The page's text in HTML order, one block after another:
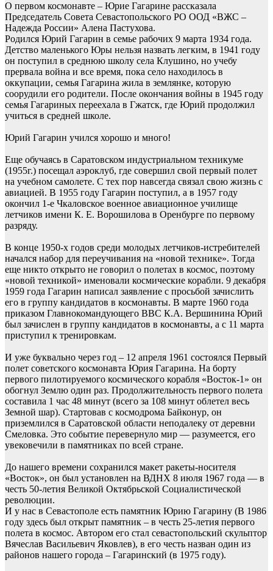
О первом космонавте – Юрие Гагарине рассказала
Председатель Совета Севастопольского РО ООД «ВЖС –
Надежда России» Алена Пастухова.
Родился Юрий Гагарин в семье рабочих 9 марта 1934 года.
​Детство маленького Юры нельзя назвать легким, в 1941 году
он поступил в среднюю школу села Клушино, но учебу
прервала война и все время, пока село находилось в
оккупации, семья Гагарина жила в землянке, которую
соорудили его родители. После окончания войны в 1945 году
семья Гагариных переехала в Гжатск, где Юрий продолжил
учиться в средней школе.
​Юрий Гагарин учился хорошо и много!
Еще обучаясь в Саратовском индустриальном техникуме
(1955г.) посещал аэроклуб, где совершил свой первый полет
на учебном самолете. С тех пор навсегда связал свою жизнь с
авиацией. В 1955 году Гагарин поступил, а в 1957 году
окончил 1-е Чкаловское военное авиационное училище
летчиков имени К. Е. Ворошилова в Оренбурге по первому
разряду.
В конце 1950-х годов среди молодых летчиков-истребителей
начался набор для переучивания на «новой технике». Тогда
еще никто открыто не говорил о полетах в космос, поэтому
«новой техникой» именовали космические корабли. 9 декабря
1959 года Гагарин написал заявление с просьбой зачислить
его в группу кандидатов в космонавты. В марте 1960 года
приказом Главнокомандующего ВВС К.А. Вершинина Юрий
был зачислен в группу кандидатов в космонавты, а с 11 марта
приступил к тренировкам.
И уже буквально через год – 12 апреля 1961 состоялся Первый
полет советского космонавта Юрия Гагарина. На борту
первого пилотируемого космического корабля «Восток-1» он
обогнул Землю один раз. Продолжительность первого полета
составила 1 час 48 минут (всего за 108 минут облетел весь
Земной шар). Стартовав с космодрома Байконур, он
приземлился в Саратовской области неподалеку от деревни
Смеловка. Это событие перевернуло мир — разумеется, его
увековечили в памятниках по всей стране.
До нашего времени сохранился макет ракеты-носителя
«Восток», он был установлен на ВДНХ 8 июля 1967 года — в
честь 50-летия Великой Октябрьской Социалистической
революции.
И у нас в Севастополе есть памятник Юрию Гагарину (В 1986
году здесь был открыт памятник – в честь 25-летия первого
полета в космос. Автором его стал севастопольский скульптор
Вячеслав Васильевич Яковлев), в его честь назван один из
районов нашего города – Гагаринский (в 1975 году).